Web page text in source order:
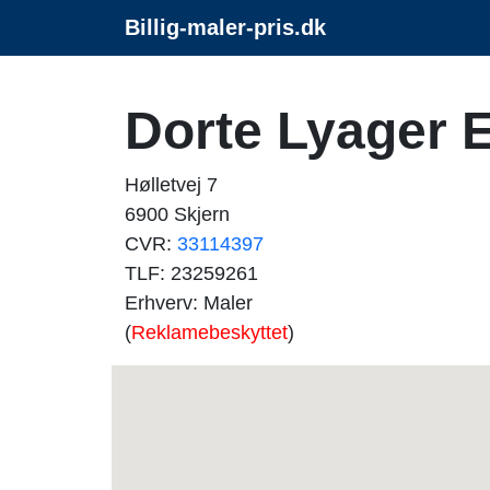
Billig-maler-pris.dk
Dorte Lyager
Hølletvej 7
6900 Skjern
CVR: 33114397
TLF: 23259261
Erhverv: Maler
(Reklamebeskyttet)